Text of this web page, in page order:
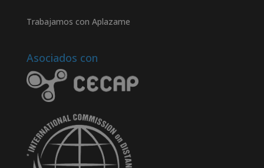
Trabajamos con Aplazame
Asociados con